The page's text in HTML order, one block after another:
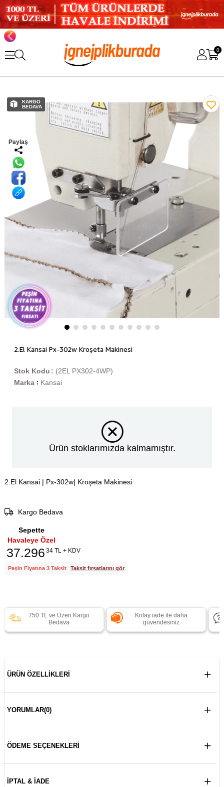
0
KARGO
BEDAVA
Paylaş
2.El Kansai Px-302w Kroşeta Makinesi
(2EL PX302-4WP)
Stok Kodu
Marka : Kansai
Ürün stoklarımızda kalmamıştır.
2.El Kansai | Px-302w| Kroşeta Makinesi
Kargo Bedava
Sepette
Havaleye Özel
37.296 34 TL + KDV
Peşin Fiyatına 3 Taksit Taksit fırsatlarını gör
750 TL ve Üzeri Kargo
Bedava
Kolay iade ile daha
güvendesiniz
ÜRÜN ÖZELLIKLERI
YORUMLAR(0)
ÖDEME SEÇENEKLERI
İPTAL & İADE